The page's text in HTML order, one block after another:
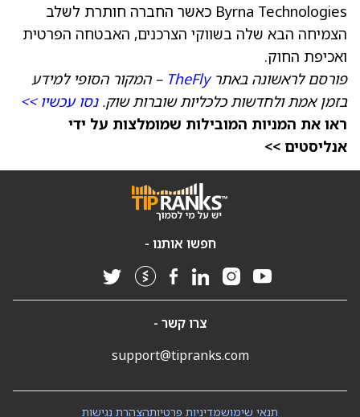
Byrna Technologies כאשר החברה חותרת לשלב
הצמיחה הבא שלה בשווקי הצרכנים, האבטחה הפרטית
ואכיפת החוק.
פורסם לראשונה באתרTheFly – המקור הסופי למידע
בזמן אמת ולחדשות כלכליות שוברות שוק.נסו עכשיו >>
ראו את המניות המובילות שמומלצות על ידי
אנליסטים >>
חפשו אותנו -
צרו קשר -
support@tipranks.com
הצהרת נגישותמדיניות פרטיותתנאי שימוש